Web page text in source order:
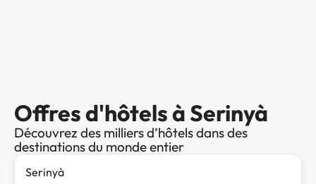
Offres d'hôtels à Serinyà
Découvrez des milliers d’hôtels dans des
destinations du monde entier